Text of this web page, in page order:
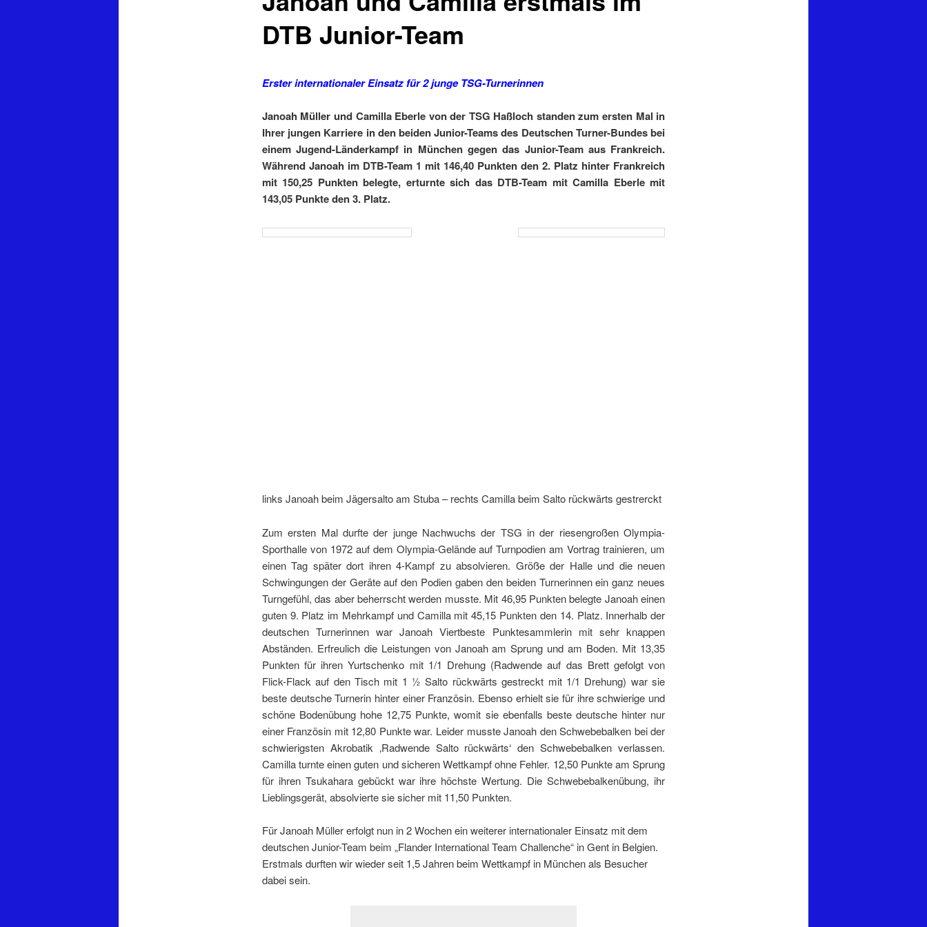
DTB Junior-Team
Erster internationaler Einsatz für 2 junge TSG-Turnerinnen
Janoah Müller und Camilla Eberle von der TSG Haßloch standen zum ersten Mal in
Ihrer jungen Karriere in den beiden Junior-Teams des Deutschen Turner-Bundes bei
einem Jugend-Länderkampf in München gegen das Junior-Team aus Frankreich.
Während Janoah im DTB-Team 1 mit 146,40 Punkten den 2. Platz hinter Frankreich
mit 150,25 Punkten belegte, erturnte sich das DTB-Team mit Camilla Eberle mit
143,05 Punkte den 3. Platz.
links Janoah beim Jägersalto am Stuba – rechts Camilla beim Salto rückwärts gestrerckt
Zum ersten Mal durfte der junge Nachwuchs der TSG in der riesengroßen Olympia-
Sporthalle von 1972 auf dem Olympia-Gelände auf Turnpodien am Vortrag trainieren, um
einen Tag später dort ihren 4-Kampf zu absolvieren. Größe der Halle und die neuen
Schwingungen der Geräte auf den Podien gaben den beiden Turnerinnen ein ganz neues
Turngefühl, das aber beherrscht werden musste. Mit 46,95 Punkten belegte Janoah einen
guten 9. Platz im Mehrkampf und Camilla mit 45,15 Punkten den 14. Platz. Innerhalb der
deutschen Turnerinnen war Janoah Viertbeste Punktesammlerin mit sehr knappen
Abständen. Erfreulich die Leistungen von Janoah am Sprung und am Boden. Mit 13,35
Punkten für ihren Yurtschenko mit 1/1 Drehung (Radwende auf das Brett gefolgt von
Flick-Flack auf den Tisch mit 1 ½ Salto rückwärts gestreckt mit 1/1 Drehung) war sie
beste deutsche Turnerin hinter einer Französin. Ebenso erhielt sie für ihre schwierige und
schöne Bodenübung hohe 12,75 Punkte, womit sie ebenfalls beste deutsche hinter nur
einer Französin mit 12,80 Punkte war. Leider musste Janoah den Schwebebalken bei der
schwierigsten Akrobatik ‚Radwende Salto rückwärts‘ den Schwebebalken verlassen.
Camilla turnte einen guten und sicheren Wettkampf ohne Fehler. 12,50 Punkte am Sprung
für ihren Tsukahara gebückt war ihre höchste Wertung. Die Schwebebalkenübung, ihr
Lieblingsgerät, absolvierte sie sicher mit 11,50 Punkten.
Für Janoah Müller erfolgt nun in 2 Wochen ein weiterer internationaler Einsatz mit dem
deutschen Junior-Team beim „Flander International Team Challenche“ in Gent in Belgien.
Erstmals durften wir wieder seit 1,5 Jahren beim Wettkampf in München als Besucher
dabei sein.